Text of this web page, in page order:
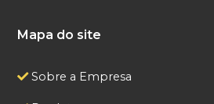
Mapa do site
Sobre a Empresa